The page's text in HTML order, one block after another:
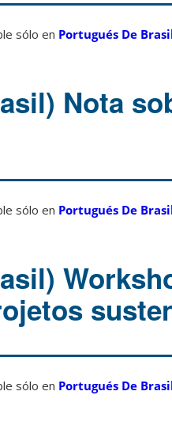
sólo en Portugués De
Nota
sólo en Portugués De
sólo en Portugués De